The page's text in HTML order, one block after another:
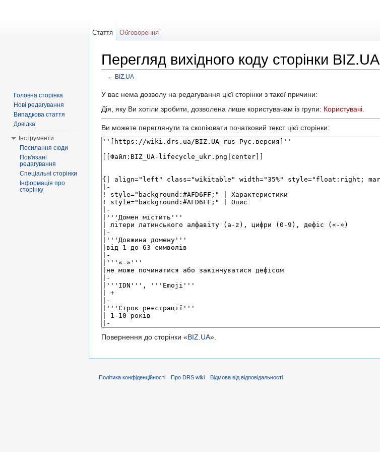
Перегляд вихідного коду сторінки BIZ.UA
← BIZ.UA
У вас нема дозволу на редагування цієї сторінки з такої причини:
Дія, яку Ви хотіли зробити, дозволена лише користувачам із групи: Користувачі
Ви можете переглянути та скопіювати початковий текст цієї сторінки:
Повернення до сторінки «BIZ.UA».
Стаття Обговорення
Головна сторінка
Нові редагування
Випадкова стаття
Довідка
Інструменти
Посилання сюди
Пов'язані
редагування
Спеціальні сторінки
Інформація про
сторінку
Політика конфіденційності Про DRS wiki Відмова від відповідальності